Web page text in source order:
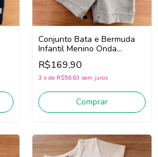
Conjunto Bata e Bermuda
Infantil Menino Onda
Marinha 1263080
(Verde/Cinza)
R$169,90
3 x de R$56,63 sem juros
Comprar